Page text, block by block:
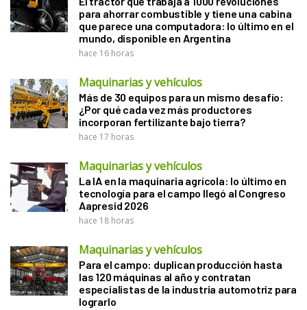
para ahorrar combustible y tiene una cabina
que parece una computadora: lo último en el
mundo, disponible en Argentina
hace 16 horas
Maquinarias y vehículos
Más de 30 equipos para un mismo desafío:
¿Por qué cada vez más productores
incorporan fertilizante bajo tierra?
hace 17 horas
Maquinarias y vehículos
La IA en la maquinaria agrícola: lo último en
tecnología para el campo llegó al Congreso
Aapresid 2026
hace 18 horas
Maquinarias y vehículos
Para el campo: duplican producción hasta
las 120 máquinas al año y contratan
especialistas de la industria automotriz para
lograrlo